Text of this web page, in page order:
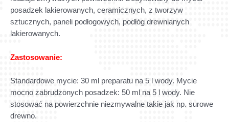
posadzek lakierowanych, ceramicznych, z tworzyw
sztucznych, paneli podłogowych, podłóg drewnianych
lakierowanych.
Zastosowanie:
Standardowe mycie: 30 ml preparatu na 5 l wody. Mycie
mocno zabrudzonych posadzek: 50 ml na 5 l wody. Nie
stosować na powierzchnie niezmywalne takie jak np. surowe
drewno.